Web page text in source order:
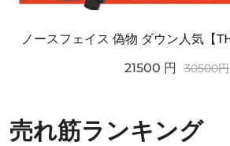
21500 円 30500円
売れ筋ランキング